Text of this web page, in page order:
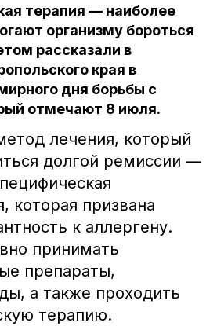
терапия — наиболее
организму бороться
рассказали в
края в
дня борьбы с
отмечают 8 июля.
лечения, который
долгой ремиссии —
которая призвана
к аллергену.
принимать
препараты,
а также проходить
терапию.